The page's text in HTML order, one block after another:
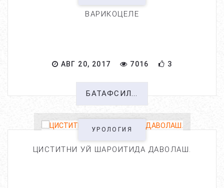
ВАРИКОЦЕЛЕ
АВГ 20, 2017 7016 3
БАТАФСИЛ...
УРОЛОГИЯ
ЦИСТИТНИ УЙ ШАРОИТИДА ДАВОЛАШ.